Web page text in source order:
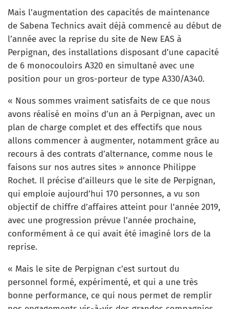
Mais l’augmentation des capacités de maintenance
de Sabena Technics avait déjà commencé au début de
l’année avec la reprise du site de New EAS à
Perpignan, des installations disposant d’une capacité
de 6 monocouloirs A320 en simultané avec une
position pour un gros-porteur de type A330/A340.
« Nous sommes vraiment satisfaits de ce que nous
avons réalisé en moins d’un an à Perpignan, avec un
plan de charge complet et des effectifs que nous
allons commencer à augmenter, notamment grâce au
recours à des contrats d’alternance, comme nous le
faisons sur nos autres sites » annonce Philippe
Rochet. Il précise d’ailleurs que le site de Perpignan,
qui emploie aujourd’hui 170 personnes, a vu son
objectif de chiffre d’affaires atteint pour l’année 2019,
avec une progression prévue l’année prochaine,
conformément à ce qui avait été imaginé lors de la
reprise.
« Mais le site de Perpignan c’est surtout du
personnel formé, expérimenté, et qui a une très
bonne performance, ce qui nous permet de remplir